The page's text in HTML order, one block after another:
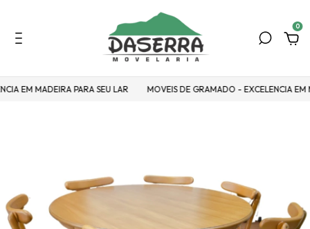
0
MADEIRA PARA SEU LAR MOVEIS DE GRAMADO - EXCELENCIA EM